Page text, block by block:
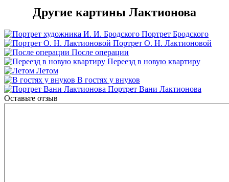
Другие картины Лактионова
Портрет Бродского
Портрет О. Н. Лактионовой
После операции
Переезд в новую квартиру
Летом
В гостях у внуков
Портрет Вани Лактионова
Оставьте отзыв